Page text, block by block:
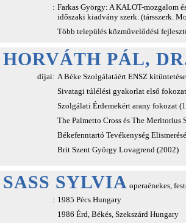
: Farkas György: A KALOT-mozgalom
időszaki kiadvány szerk. (társszerk.
Több település közművelődési
HORVÁTH PÁL,
díjai: A Béke Szolgálatáért ENSZ
Sivatagi túlélési gyakorlat első
Szolgálati Érdemekért arany fokozat
The Palmetto Cross és The Meritorius
Békefenntartó Tevékenység
Brit Szent György Lovagrend (2002)
SASS SYLVIA operaénekes,
: 1985 Pécs Hungary
1986 Érd, Békés, Szekszárd Hungary